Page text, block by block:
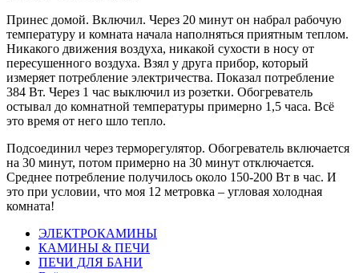
Принес домой. Включил. Через 20 минут он набрал рабочую
температуру и комната начала наполняться приятным теплом.
Никакого движения воздуха, никакой сухости в носу от
пересушенного воздуха. Взял у друга прибор, который
измеряет потребление электричества. Показал потребление
384 Вт. Через 1 час выключил из розетки. Обогреватель
остывал до комнатной температуры примерно 1,5 часа. Всё
это время от него шло тепло.
Подсоединил через терморегулятор. Обогреватель включается
на 30 минут, потом примерно на 30 минут отключается.
Среднее потребление получилось около 150-200 Вт в час. И
это при условии, что моя 12 метровка – угловая холодная
комната!
ЭЛЕКТРОКАМИНЫ
КАМИНЫ & ПЕЧИ
ПЕЧИ ДЛЯ БАНИ